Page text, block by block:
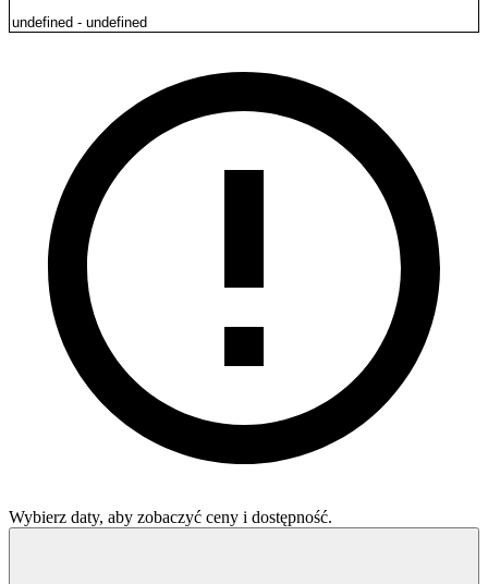
Wybierz daty, aby zobaczyć ceny i dostępność.